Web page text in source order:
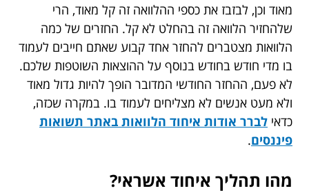
מאוד וכן, לבזבז את כספי ההלוואה זה קל מאוד, הרי
שלהחזיר הלוואה זה בהחלט לא קל. החזרים של כמה
הלוואות מצטברים להחזר אחד קבוע שאתם חייבים לעמוד
בו מדי חודש בחודש בנוסף על ההוצאות השוטפות שלכם.
לא פעם, ההחזר החודשי המדובר הופך להיות גדול מאוד
ולא מעט אנשים לא מצליחים לעמוד בו. במקרה שכזה,
כדאי לברר אודות איחוד הלוואות באתר תשואות
פיננסים.
מהו תהליך איחוד אשראי?